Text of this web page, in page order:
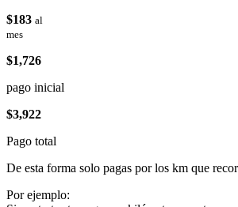
$183 al
mes
$1,726
pago inicial
$3,922
Pago total
De esta forma solo pagas por los km que
Por ejemplo: